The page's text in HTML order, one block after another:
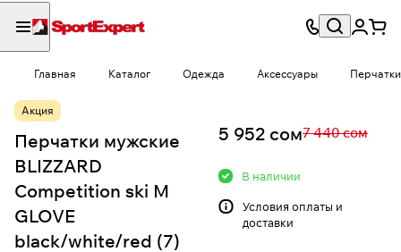
Главная Каталог Одежда Аксессуары Перчатки
Акция
Перчатки мужские
BLIZZARD
Competition ski M
GLOVE
black/white/red (7)
5 952 сом7 440 сом
В наличии
Условия оплаты и
доставки